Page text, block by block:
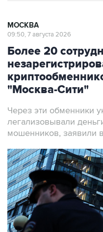
МОСКВА
09:50, 7 августа 2026
Более 20
"Москва-Сити"
Через эти обменники
легализовывали
мошенников, заявили